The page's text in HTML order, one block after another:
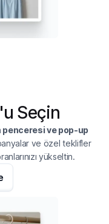
Seçin
penceresi ve pop-up
ve özel teklifler
yükseltin.